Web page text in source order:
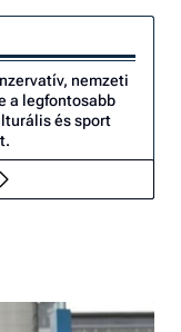
nemzeti
a legfontosabb
és sport